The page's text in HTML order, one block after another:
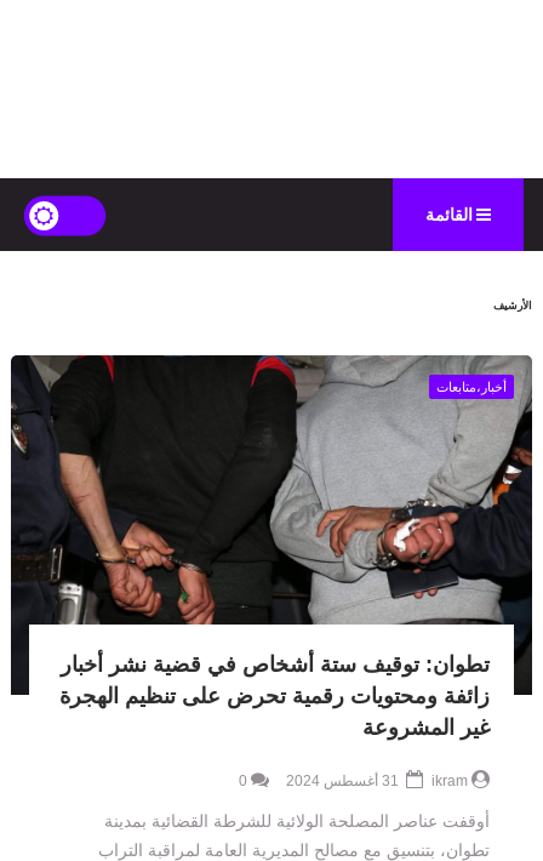
القائمة
الأرشيف
أخبار،متابعات
تطوان: توقيف ستة أشخاص في قضية نشر أخبار
زائفة ومحتويات رقمية تحرض على تنظيم الهجرة
غير المشروعة
ikram
0
أوقفت عناصر المصلحة الولائية للشرطة القضائية بمدينة
تطوان، بتنسيق مع مصالح المديرية العامة لمراقبة التراب